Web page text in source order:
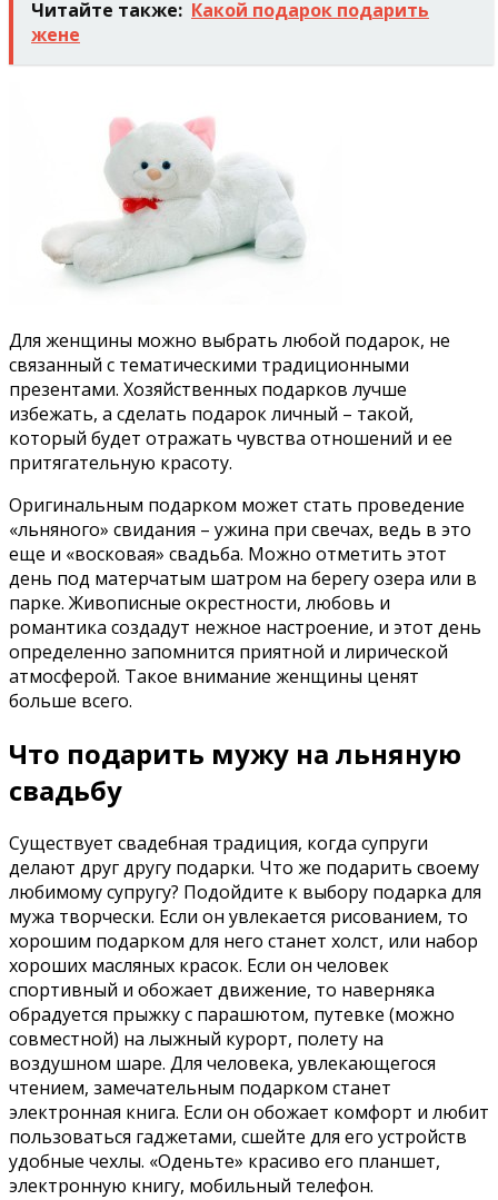
Читайте также: Какой подарок подарить
жене
Для женщины можно выбрать любой подарок, не
связанный с тематическими традиционными
презентами. Хозяйственных подарков лучше
избежать, а сделать подарок личный – такой,
который будет отражать чувства отношений и ее
притягательную красоту.
Оригинальным подарком может стать проведение
«льняного» свидания – ужина при свечах, ведь в это
еще и «восковая» свадьба. Можно отметить этот
день под матерчатым шатром на берегу озера или в
парке. Живописные окрестности, любовь и
романтика создадут нежное настроение, и этот день
определенно запомнится приятной и лирической
атмосферой. Такое внимание женщины ценят
больше всего.
Что подарить мужу на льняную
свадьбу
Существует свадебная традиция, когда супруги
делают друг другу подарки. Что же подарить своему
любимому супругу? Подойдите к выбору подарка для
мужа творчески. Если он увлекается рисованием, то
хорошим подарком для него станет холст, или набор
хороших масляных красок. Если он человек
спортивный и обожает движение, то наверняка
обрадуется прыжку с парашютом, путевке (можно
совместной) на лыжный курорт, полету на
воздушном шаре. Для человека, увлекающегося
чтением, замечательным подарком станет
электронная книга. Если он обожает комфорт и любит
пользоваться гаджетами, сшейте для его устройств
удобные чехлы. «Оденьте» красиво его планшет,
электронную книгу, мобильный телефон.